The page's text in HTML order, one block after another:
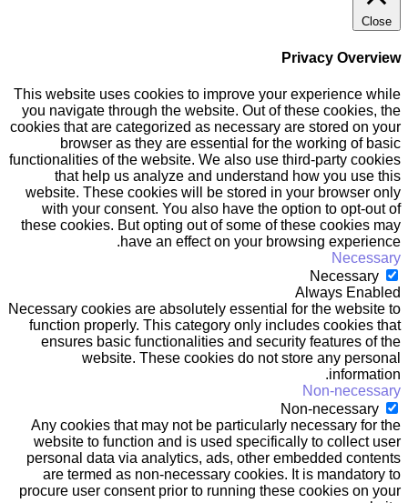
Close
Privacy Overview
This website uses cookies to improve your experience while
you navigate through the website. Out of these cookies, the
cookies that are categorized as necessary are stored on your
browser as they are essential for the working of basic
functionalities of the website. We also use third-party cookies
that help us analyze and understand how you use this
website. These cookies will be stored in your browser only
with your consent. You also have the option to opt-out of
these cookies. But opting out of some of these cookies may
have an effect on your browsing experience.
Necessary
Necessary
Always Enabled
Necessary cookies are absolutely essential for the website to
function properly. This category only includes cookies that
ensures basic functionalities and security features of the
website. These cookies do not store any personal
information.
Non-necessary
Non-necessary
Any cookies that may not be particularly necessary for the
website to function and is used specifically to collect user
personal data via analytics, ads, other embedded contents
are termed as non-necessary cookies. It is mandatory to
procure user consent prior to running these cookies on your